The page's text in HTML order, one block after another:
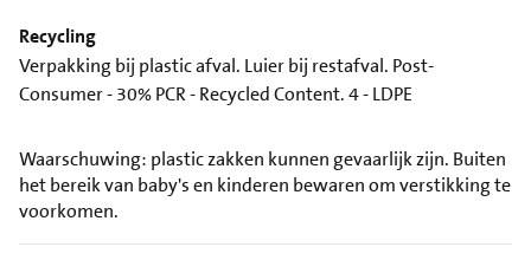
Recycling
Verpakking bij plastic afval. Luier bij restafval. Post-
Consumer - 30% PCR - Recycled Content. 4 - LDPE
Waarschuwing: plastic zakken kunnen gevaarlijk zijn. Buiten
het bereik van baby's en kinderen bewaren om verstikking te
voorkomen.